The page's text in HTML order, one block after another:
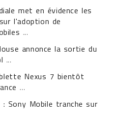
met en évidence les
l'adoption de
...
annonce la sortie du
...
Nexus 7 bientôt
...
Sony Mobile tranche sur